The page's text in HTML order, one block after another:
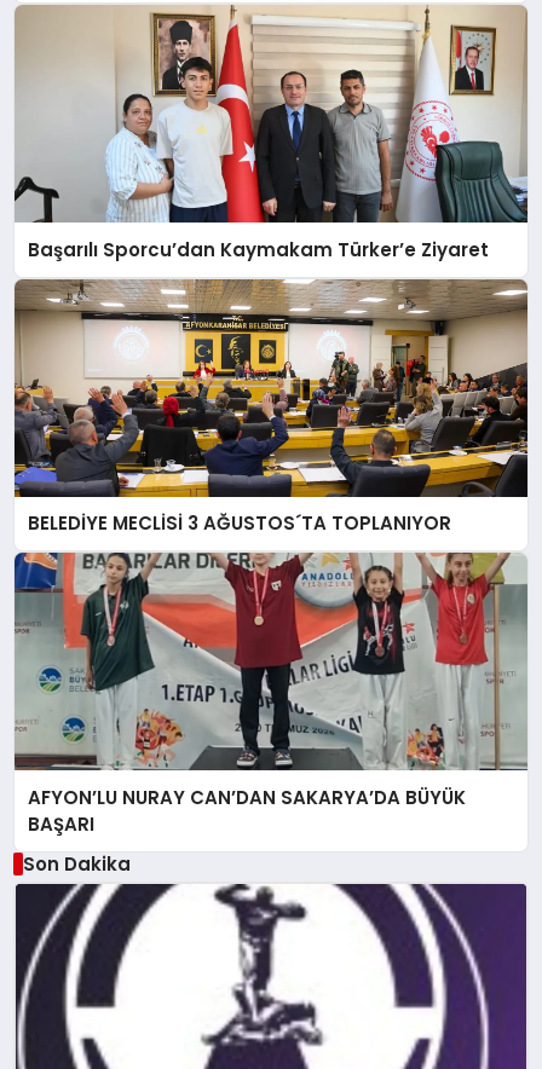
Başarılı Sporcu’dan Kaymakam Türker’e Ziyaret
BELEDİYE MECLİSİ 3 AĞUSTOS´TA TOPLANIYOR
AFYON’LU NURAY CAN’DAN SAKARYA’DA BÜYÜK
BAŞARI
Son Dakika